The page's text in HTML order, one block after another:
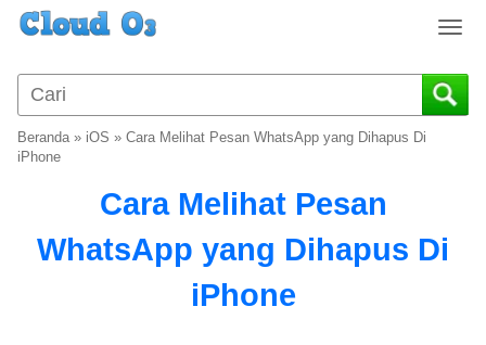
T
g
g
Beranda» iOS » Cara Melihat Pesan WhatsApp yang Dihapus Di
iPhone
Cara Melihat Pesan
WhatsApp yang Dihapus Di
iPhone